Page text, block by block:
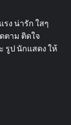
ง น่ารัก ใสๆ
ตาม ติดใจ
รูป นักแสดง ให้